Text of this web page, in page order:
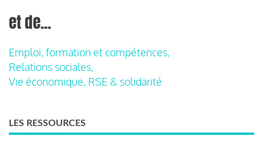
et de...
Emploi, formation et compétences,
Relations sociales,
Vie économique, RSE & solidarité
LES RESSOURCES